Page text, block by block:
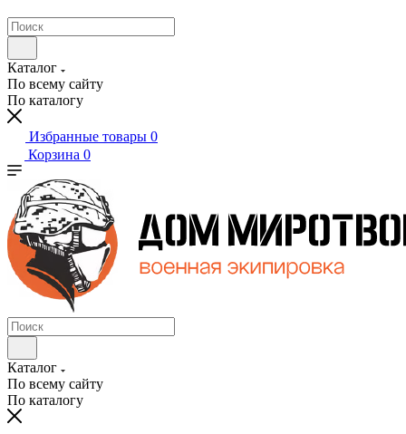
Каталог
По всему сайту
По каталогу
Избранные товары 0
Корзина 0
Каталог
По всему сайту
По каталогу